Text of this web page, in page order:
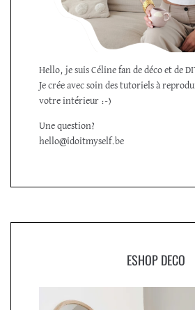
Hello, je suis Céline fan de déco et de
Je crée avec soin des tutoriels à
votre intérieur :-)
Une question?
hello@idoitmyself.be
ESHOP DECO